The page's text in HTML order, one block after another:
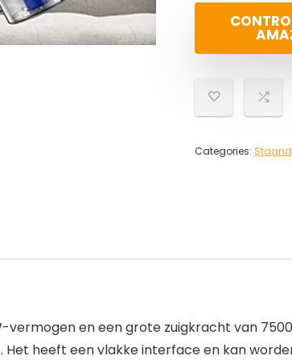
Categories:
vermogen en een grote zuigkracht van
heeft een vlakke interface en kan